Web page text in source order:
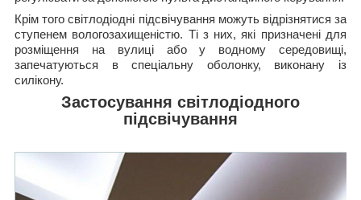
Крім того світлодіодні підсвічування можуть відрізнятися за
ступенем вологозахищеністю. Ті з них, які призначені для
розміщення на вулиці або у водному середовищі,
запечатуються в спеціальну оболонку, виконану із
силікону.
Застосування світлодіодного
підсвічування